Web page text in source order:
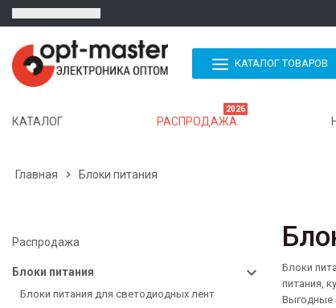
КАТАЛОГ ТОВАРОВ
КАТАЛОГ РАСПРОДАЖА
2026
Главная  Блоки питания
Распродажа
Блоки питания
Блоки питания для светодиодных лент
Блоки
питания,
Выгодные